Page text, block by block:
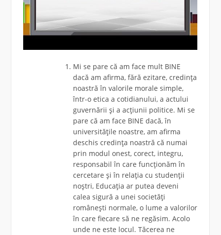
Mi se pare că am face mult BINE
dacă am afirma, fără ezitare, credința
noastră în valorile morale simple,
într-o etica a cotidianului, a actului
guvernării și a acțiunii politice. Mi se
pare că am face BINE dacă, în
universitățile noastre, am afirma
deschis credința noastră că numai
prin modul onest, corect, integru,
responsabil în care funcționăm în
cercetare și în relația cu studenții
noștri, Educația ar putea deveni
calea sigură a unei societăți
românești normale, o lume a valorilor
în care fiecare să ne regăsim. Acolo
unde ne este locul. Tăcerea ne